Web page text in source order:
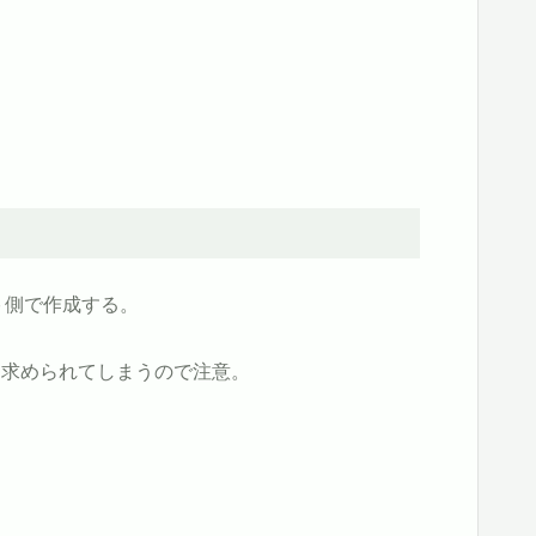
で作成する。
められてしまうので注意。